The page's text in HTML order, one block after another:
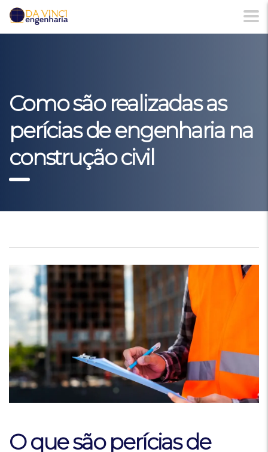
Como são realizadas as
perícias de engenharia na
construção civil
O que são perícias de